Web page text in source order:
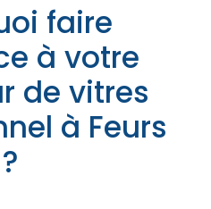
faire
à votre
de vitres
à Feurs
?